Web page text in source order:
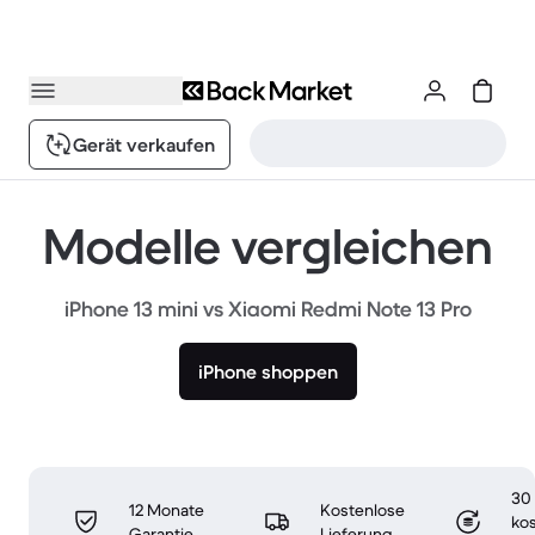
Gerät verkaufen
Modelle vergleichen
iPhone 13 mini vs Xiaomi Redmi Note 13 Pro
iPhone shoppen
12 Monate
Kostenlose
30